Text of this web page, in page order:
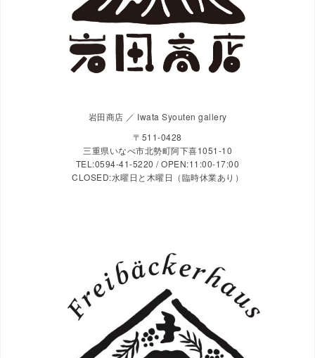
岩田商店 ／ Iwata Syouten gallery
〒511-0428
三重県いなべ市北勢町阿下喜1051-10
TEL:0594-41-5220 / OPEN:11:00-17:00
CLOSED:水曜日と木曜日（臨時休業あり）